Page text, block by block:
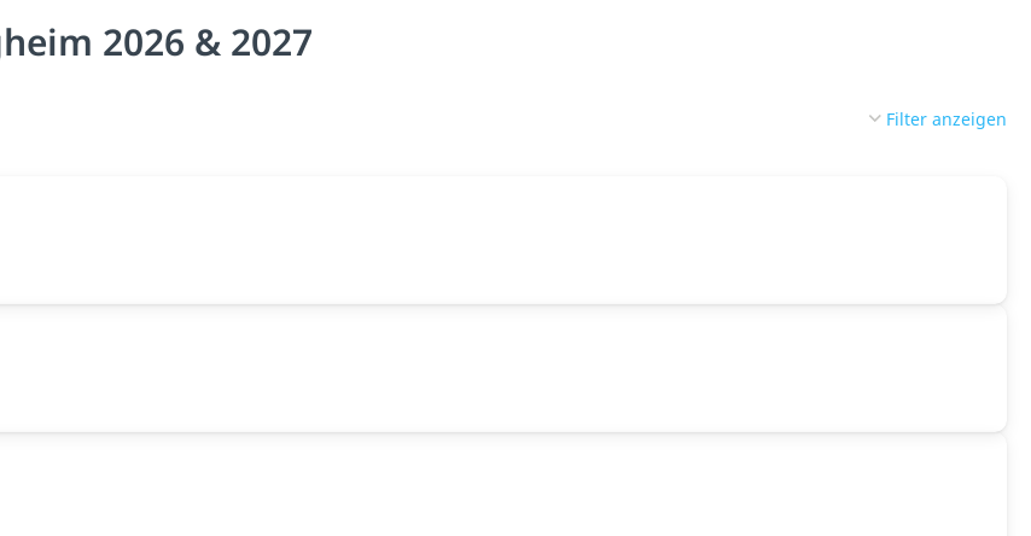
2026 & 2027
Filter anzeigen